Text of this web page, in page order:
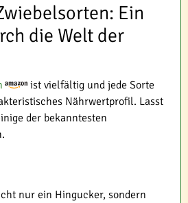
Ein
die Welt der
ist vielfältig und jede Sorte
Nährwertprofil. Lasst
der bekanntesten
nur ein Hingucker, sondern